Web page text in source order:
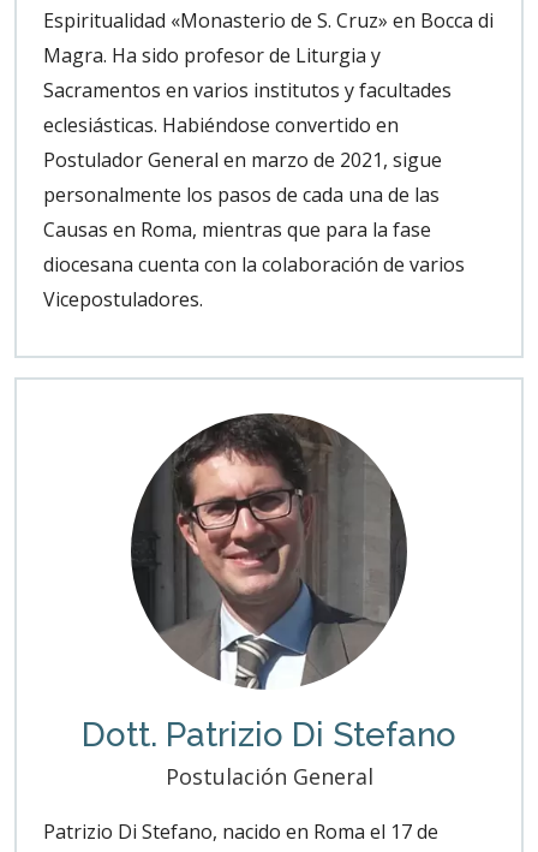
Espiritualidad «Monasterio de S. Cruz» en Bocca di
Magra. Ha sido profesor de Liturgia y
Sacramentos en varios institutos y facultades
eclesiásticas. Habiéndose convertido en
Postulador General en marzo de 2021, sigue
personalmente los pasos de cada una de las
Causas en Roma, mientras que para la fase
diocesana cuenta con la colaboración de varios
Vicepostuladores.
Dott. Patrizio Di Stefano
Postulación General
Patrizio Di Stefano, nacido en Roma el 17 de